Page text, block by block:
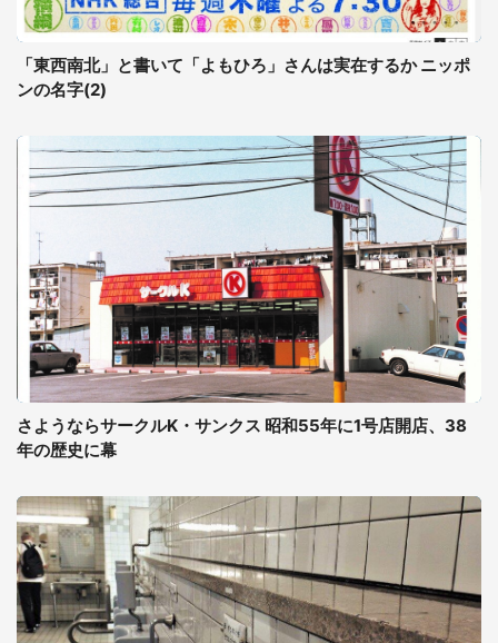
「東西南北」と書いて「よもひろ」さんは実在するか ニッポ
ンの名字(2)
さようならサークルK・サンクス 昭和55年に1号店開店、38
年の歴史に幕